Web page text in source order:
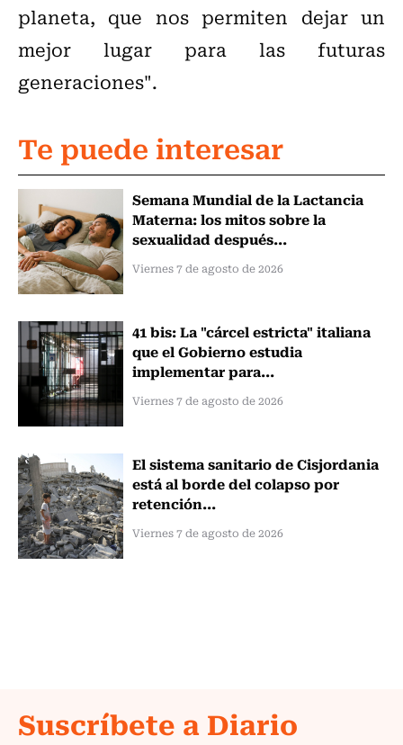
planeta, que nos permiten dejar un
mejor lugar para las futuras
generaciones".
Te puede interesar
Semana Mundial de la Lactancia
Materna: los mitos sobre la
sexualidad después...
Viernes 7 de agosto de 2026
41 bis: La "cárcel estricta" italiana
que el Gobierno estudia
implementar para...
Viernes 7 de agosto de 2026
El sistema sanitario de Cisjordania
está al borde del colapso por
retención...
Viernes 7 de agosto de 2026